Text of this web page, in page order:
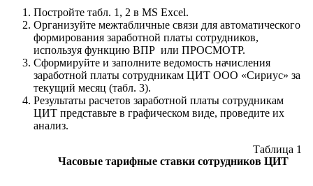
Постройте табл. 1, 2 в MS Excel.
Организуйте межтабличные связи для автоматического
формирования заработной платы сотрудников,
используя функцию ВПР или ПРОСМОТР.
Сформируйте и заполните ведомость начисления
заработной платы сотрудникам ЦИТ ООО «Сириус» за
текущий месяц (табл. 3).
Результаты расчетов заработной платы сотрудникам
ЦИТ представьте в графическом виде, проведите их
анализ.
Таблица 1
Часовые тарифные ставки сотрудников ЦИТ